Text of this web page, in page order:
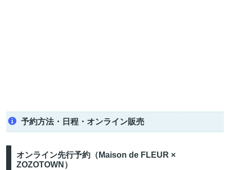
予約方法・日程・オンライン販売
オンライン先行予約（Maison de FLEUR ×
ZOZOTOWN）